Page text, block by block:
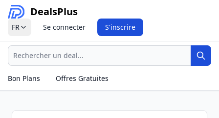
DealsPlus
FR Se connecter S'inscrire
Recherche
Bon Plans
Offres Gratuites